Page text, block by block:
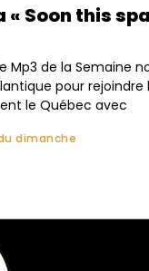
« Soon this
Mp3 de la Semaine
pour rejoindre
le Québec avec
dimanche